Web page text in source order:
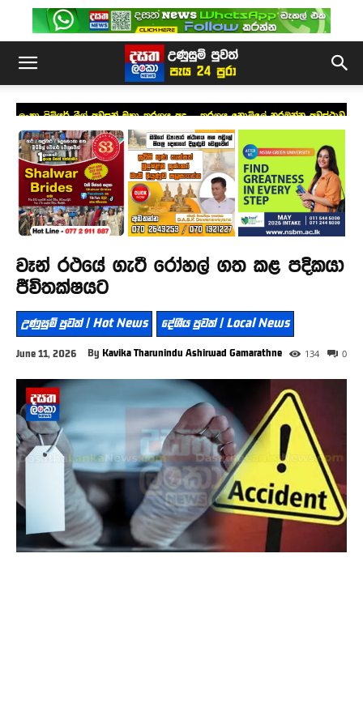
ලංකා ප්‍රිමියර් ලීග් අවසන් මහා තරගය අද – තරගය නොමිලේ නරඹන්න අවස්ථාව
වෑන් රථයේ ගැටී රෝහල් ගත කළ පදිකයා
ජීවිතක්ෂයට
උණුසුම් පුවත් | Hot News දේශීය පුවත් | Local News
June 11, 2026 By Kavika Tharunindu Ashirwad Gamarathne 0
134